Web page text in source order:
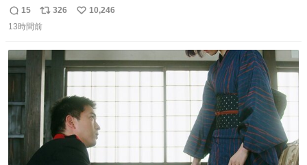
とこうなる。 異常事態です。
返
信
15
リ
ポ
ト
数
326
い
数
10,246
13時間前